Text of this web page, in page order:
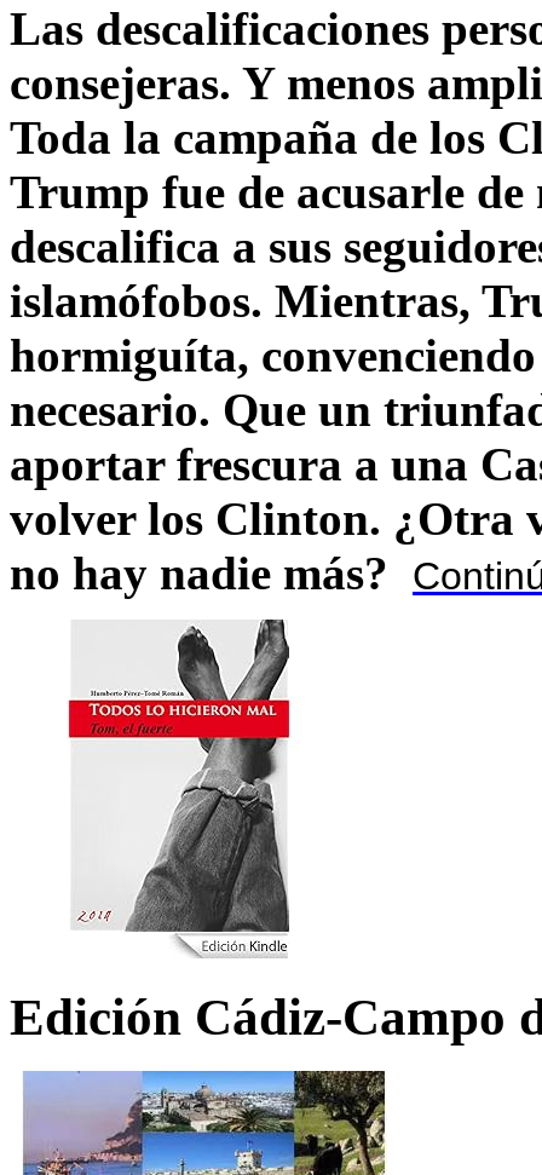
Las descalificaciones
consejeras. Y menos
Toda la campaña de los
Trump fue de acusarle
descalifica a sus
islamófobos. Mientras,
hormiguíta,
necesario. Que un
aportar frescura a una
volver los Clinton. ¿Otra
no hay nadie más?
Edición Cádiz-Campo